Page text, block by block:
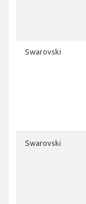
Swarovski
Swarovski